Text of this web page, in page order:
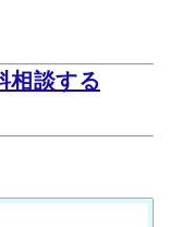
相談する